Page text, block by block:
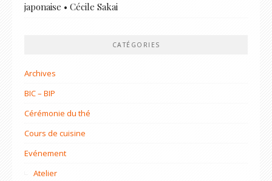
japonaise • Cécile Sakai
CATÉGORIES
Archives
BIC – BIP
Cérémonie du thé
Cours de cuisine
Evénement
Atelier